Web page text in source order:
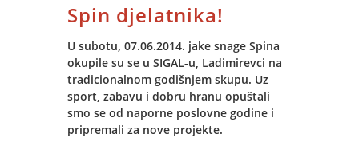
„Zlatna kuna“ priznanje je koje HGK
kriterija uključuje financijsku,
tehnološku i inovativnu izvrsnost
mjerljivu ukupnim prihodom,
ulaganjima u tehnološki razvoj, nove
proizvode, zapošljavanje i tržišnu
Spin djelatnika!
U subotu, 07.06.2014. jake snage Spina
okupile su se u SIGAL-u, Ladimirevci na
tradicionalnom godišnjem skupu. Uz
sport, zabavu i dobru hranu opuštali
smo se od naporne poslovne godine i
pripremali za nove projekte.